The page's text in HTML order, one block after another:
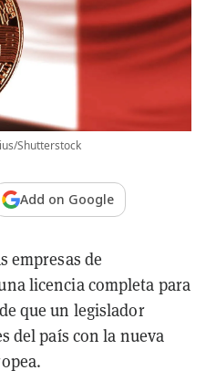
Shutterstock
Add on Google
empresas de
licencia completa para
que un legislador
del país con la nueva